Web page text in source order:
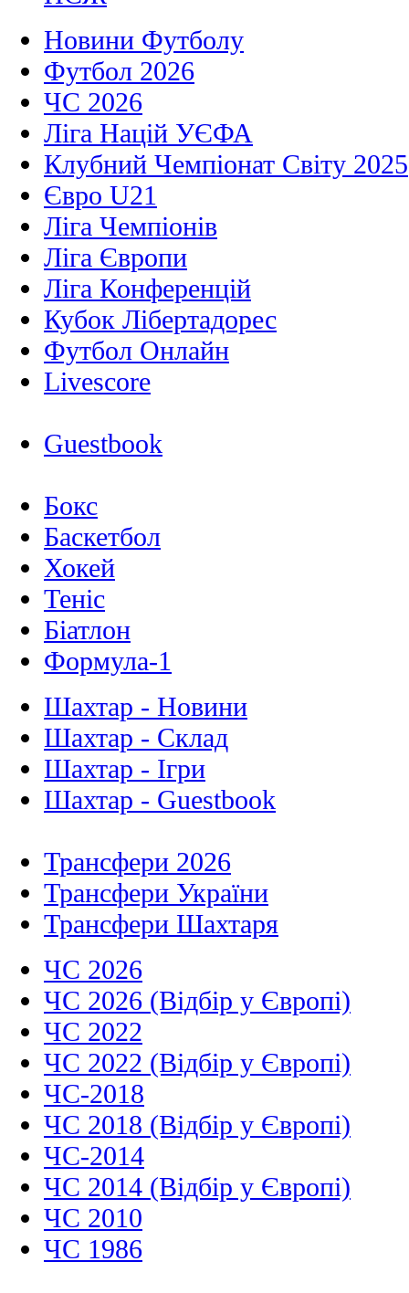
Новини Футболу
Футбол 2026
ЧС 2026
Ліга Націй УЄФА
Клубний Чемпіонат Світу 2025
Євро U21
Ліга Чемпіонів
Ліга Європи
Ліга Конференцій
Кубок Лібертадорес
Футбол Онлайн
Livescore
Guestbook
Бокс
Баскетбол
Хокей
Теніс
Біатлон
Формула-1
Шахтар - Новини
Шахтар - Склад
Шахтар - Ігри
Шахтар - Guestbook
Трансфери 2026
Трансфери України
Трансфери Шахтаря
ЧС 2026
ЧС 2026 (Відбір у Європі)
ЧС 2022
ЧС 2022 (Відбір у Європі)
ЧС-2018
ЧС 2018 (Відбір у Європі)
ЧС-2014
ЧС 2014 (Відбір у Європі)
ЧС 2010
ЧС 1986